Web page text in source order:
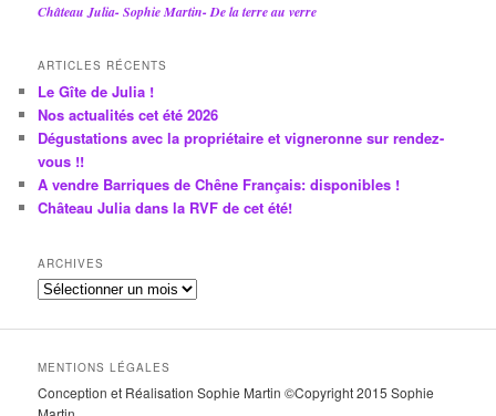
Château Julia- Sophie Martin- De la terre au verre
ARTICLES RÉCENTS
Le Gîte de Julia !
Nos actualités cet été 2026
Dégustations avec la propriétaire et vigneronne sur rendez-
vous !!
A vendre Barriques de Chêne Français: disponibles !
Château Julia dans la RVF de cet été!
ARCHIVES
A
c
i
v
MENTIONS LÉGALES
Conception et Réalisation Sophie Martin ©Copyright 2015 Sophie